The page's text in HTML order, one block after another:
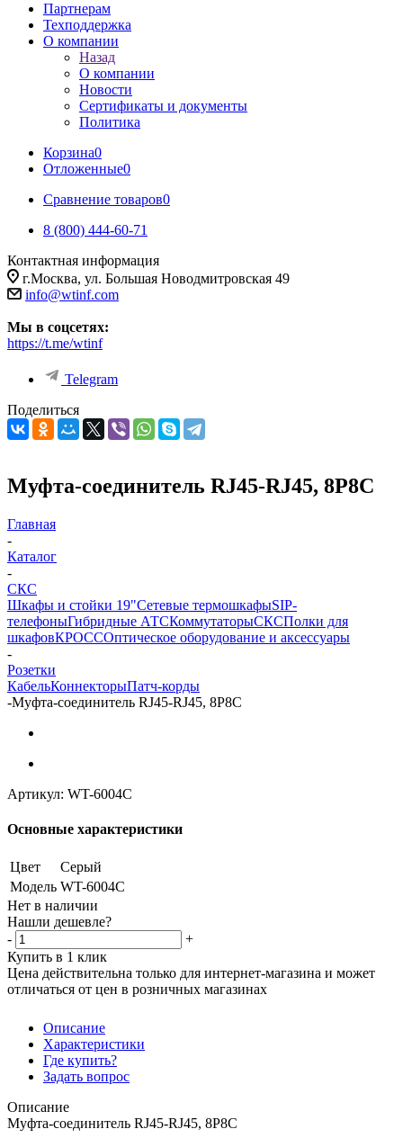
Партнерам
Техподдержка
О компании
Назад
О компании
Новости
Сертификаты и документы
Политика
Корзина0
Отложенные0
Сравнение товаров0
8 (800) 444-60-71
Контактная информация
г.Москва, ул. Большая Новодмитровская 49
info@wtinf.com
Мы в соцсетях:
https://t.me/wtinf
Telegram
Поделиться
Муфта-соединитель RJ45-RJ45, 8P8C
Главная
-
Каталог
-
СКС
Шкафы и стойки 19"Сетевые термошкафыSIP-
телефоныГибридные АТСКоммутаторыСКСПолки для
шкафовКРОССОптическое оборудование и аксессуары
-
Розетки
КабельКоннекторыПатч-корды
-Муфта-соединитель RJ45-RJ45, 8P8C
Артикул: WT-6004C
Основные характеристики
Цвет
Серый
Модель WT-6004C
Нет в наличии
Нашли дешевле?
-
+
Купить в 1 клик
Цена действительна только для интернет-магазина и может
отличаться от цен в розничных магазинах
Описание
Характеристики
Где купить?
Задать вопрос
Описание
Муфта-соединитель RJ45-RJ45, 8P8C